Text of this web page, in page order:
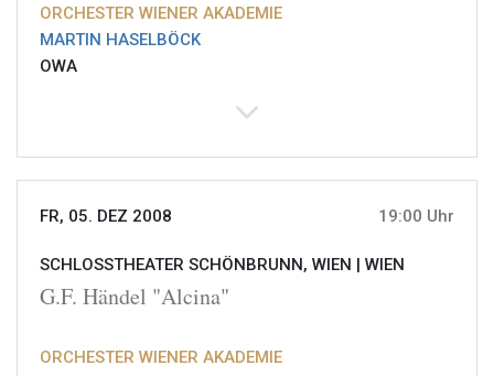
ORCHESTER WIENER AKADEMIE
MARTIN HASELBÖCK
OWA
FR, 05. DEZ 2008 19:00 Uhr
SCHLOSSTHEATER SCHÖNBRUNN, WIEN | WIEN
G.F. Händel "Alcina"
ORCHESTER WIENER AKADEMIE